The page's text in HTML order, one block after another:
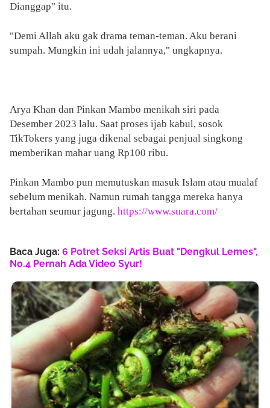
Dianggap" itu.
"Demi Allah aku gak drama teman-teman. Aku berani
sumpah. Mungkin ini udah jalannya," ungkapnya.
Arya Khan dan Pinkan Mambo menikah siri pada
Desember 2023 lalu. Saat proses ijab kabul, sosok
TikTokers yang juga dikenal sebagai penjual singkong
memberikan mahar uang Rp100 ribu.
Pinkan Mambo pun memutuskan masuk Islam atau mualaf
sebelum menikah. Namun rumah tangga mereka hanya
bertahan seumur jagung. https://www.suara.com/
Baca Juga: 6 Potret Seksi Artis Buat "Dengkul Lemes",
No.4 Pernah Ada Video Syur!